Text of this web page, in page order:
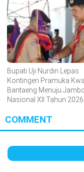
Bupati Uji Nurdin Lepas
Kontingen Pramuka
Bantaeng Menuju
Nasional XII Tahun 2026
COMMENT